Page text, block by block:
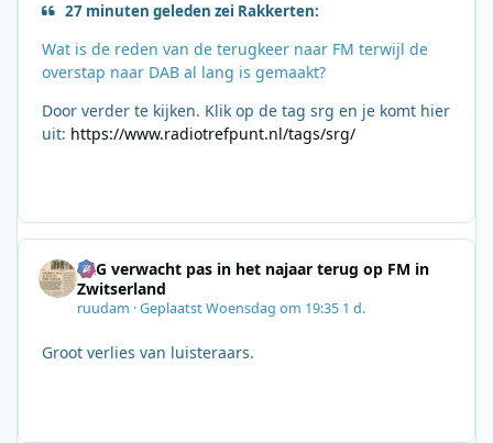
27 minuten geleden zei Rakkerten:
Wat is de reden van de terugkeer naar FM terwijl de
overstap naar DAB al lang is gemaakt?
Door verder te kijken. Klik op de tag srg en je komt hier
uit: https://www.radiotrefpunt.nl/tags/srg/
SRG verwacht pas in het najaar terug op FM in
Zwitserland
ruudam ·GeplaatstWoensdag om 19:35 1 d.
Groot verlies van luisteraars.